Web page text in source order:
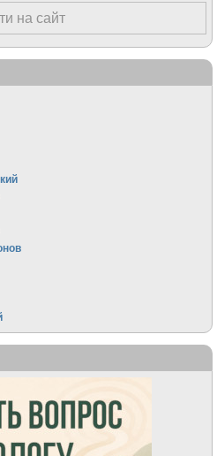
на сайт